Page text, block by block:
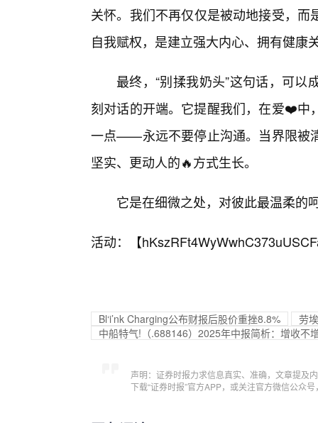
关怀。我们不再仅仅是被动地接受，
自我赋权，是建立强大内心、拥有健康
最终，“别揉我奶头”这句话，可
刻对话的开端。它提醒我们，在爱❤️中
一点——永远不要停止沟通。当界限被
坚实、更动人的🔥方式生长。
它是在细微之处，对彼此最温柔的
活动：【
Bl‘i’nk Charging公布财报后股价重挫8.8%
劳
中船特气!（.688146）2025年中报简析：增收不
声明：证券时报力求信息真实、准确，文章提及
下载“证券时报”官方APP，或关注官方微信公众